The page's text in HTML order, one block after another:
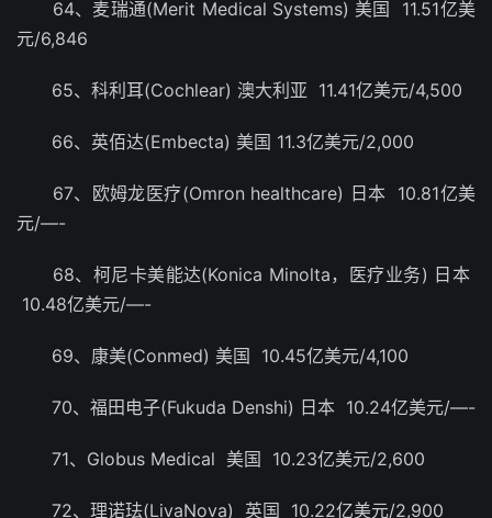
64、麦瑞通(Merit Medical Systems) 美国 11.51亿美
元/6,846
65、科利耳(Cochlear) 澳大利亚 11.41亿美元/4,500
66、英佰达(Embecta) 美国 11.3亿美元/2,000
67、欧姆龙医疗(Omron healthcare) 日本 10.81亿美
元/—-
68、柯尼卡美能达(Konica Minolta，医疗业务) 日本
10.48亿美元/—-
69、康美(Conmed) 美国 10.45亿美元/4,100
70、福田电子(Fukuda Denshi) 日本 10.24亿美元/—-
71、Globus Medical 美国 10.23亿美元/2,600
72、理诺珐(LivaNova) 英国 10.22亿美元/2,900